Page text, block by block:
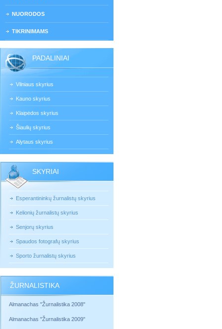
NUORODOS
TIKRINIMAMS
PADALINIAI
Vilniaus skyrius
Kauno skyrius
Klaipėdos skyrius
Šiaulių skyrius
Alytaus skyrius
SKYRIAI
Esperantininkų žurnalistų skyrius
Kelionių žurnalistų skyrius
Senjorų skyrius
Spaudos fotografų skyrius
Sporto žurnalistų skyrius
ŽURNALISTIKA
Almanachas "Žurnalistika 2008"
Almanachas "Žurnalistika 2009"